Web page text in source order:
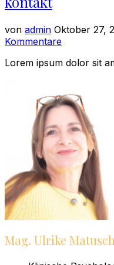
von adminVeröffentlicht
am
Oktober 27,
Kommentare
Lorem ipsum dolor sit
Mag. Ulrike